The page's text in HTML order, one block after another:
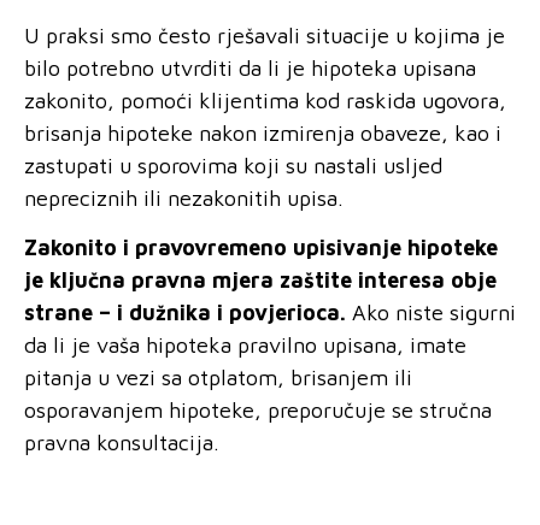
U praksi smo često rješavali situacije u kojima je
bilo potrebno utvrditi da li je hipoteka upisana
zakonito, pomoći klijentima kod raskida ugovora,
brisanja hipoteke nakon izmirenja obaveze, kao i
zastupati u sporovima koji su nastali usljed
nepreciznih ili nezakonitih upisa.
Zakonito i pravovremeno upisivanje hipoteke
je ključna pravna mjera zaštite interesa obje
strane – i dužnika i povjerioca. Ako niste sigurni
da li je vaša hipoteka pravilno upisana, imate
pitanja u vezi sa otplatom, brisanjem ili
osporavanjem hipoteke, preporučuje se stručna
pravna konsultacija.